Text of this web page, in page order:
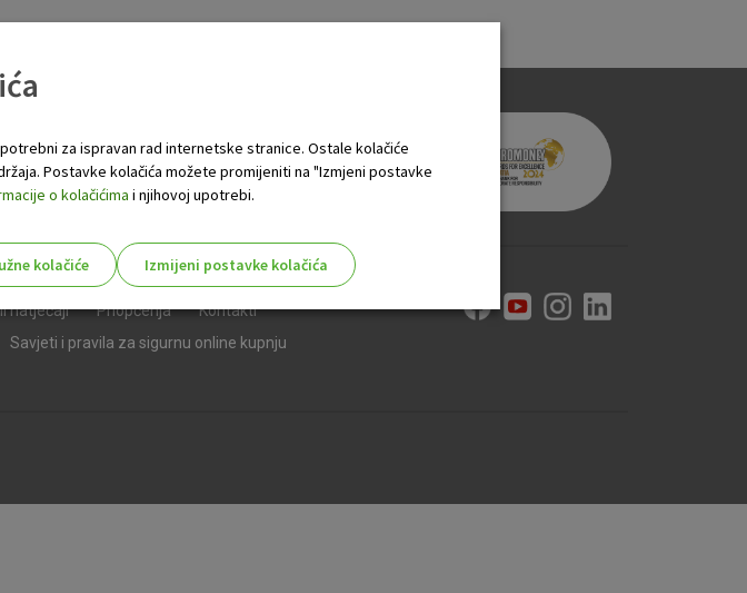
natječaji Priopćenja
Kontakti
Savjeti i pravila za sigurnu online kupnju
za ispravan rad internetske stranice. Ostale kolačiće
Postavke kolačića možete promijeniti na "Izmjeni postavke
o kolačićima i njihovoj upotrebi.
kolačiće
Izmijeni postavke kolačića